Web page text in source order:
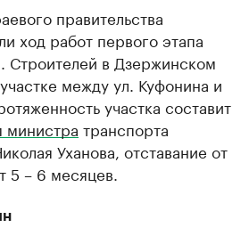
правительства
ход работ первого этапа
Строителей в Дзержинском
между ул. Куфонина и
участка составит
министра транспорта
Уханова, отставание от
5 – 6 месяцев.